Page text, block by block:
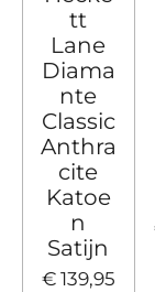
tt
Lane
Diama
nte
Classic
Anthra
cite
Katoe
n
Satijn
€ 139,95